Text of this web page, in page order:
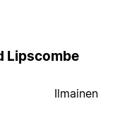
Lipscombe
Ilmainen